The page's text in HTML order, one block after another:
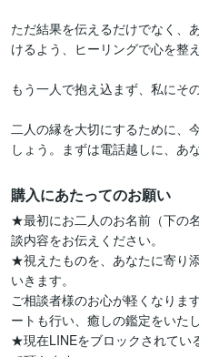
ただ結果を伝えるだけでなく、
けるよう、ヒーリングで心を整
もう一人で抱え込まず、私にそ
二人の縁を大切にするために、
しょう。まずは電話越しに、あ
購入にあたってのお願い
★最初にお二人のお名前（下の
談内容をお伝えください。
★視えたものを、あなたに寄り
いきます。
ご相談者様のお心が軽くなりま
ートも行い、癒しの鑑定をいたし
★現在LINEをブロックされてい